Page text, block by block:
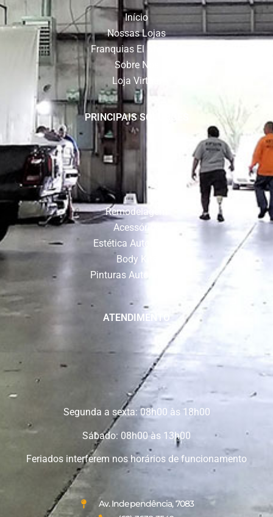
Início
Nossas Lojas
Franquias El Shaddai
Sobre Nós
Loja Virtual
PRINCIPAIS SOLUÇÕES
Remodelagem
Acessórios
Estética Automotiva
Body Kits
Pinturas Automotivas
ATENDIMENTO
Segunda a sexta: 08h00 às 18h00
Sábado: 08h00 às 13h00
Feriados interferem nos horários de funcionamento
Av. Independência, 7083